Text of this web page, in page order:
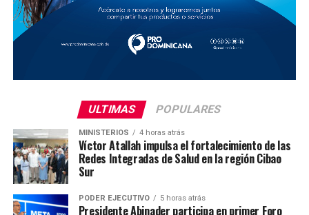
ULTIMAS POPULARES
MINISTERIOS 4 horas atrás
Víctor Atallah impulsa el fortalecimiento de las
Redes Integradas de Salud en la región Cibao
Sur
PODER EJECUTIVO 5 horas atrás
Presidente Abinader participa en primer Foro